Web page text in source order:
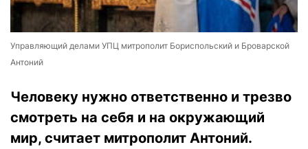
Управляющий делами УПЦ митрополит Бориспольский и Броварской
Антоний
Человеку нужно ответственно и трезво
смотреть на себя и на окружающий
мир, считает митрополит Антоний.